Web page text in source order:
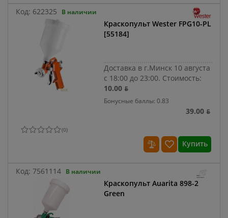
Код: 622325 В наличии
Краскопульт Wester FPG10-PL
[55184]
Доставка в г.Минск 10 августа
с 18:00 до 23:00. Стоимость:
10.00 ƃ
Бонусные баллы: 0.83
39.00 ƃ
(0)
Купить
Код: 7561114 В наличии
Краскопульт Auarita 898-2
Green